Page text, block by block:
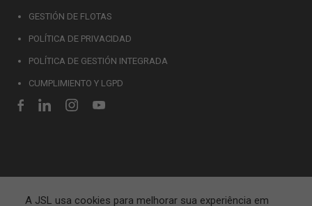
A JSL usa cookies para melhorar sua experiência em
GESTIÓN DE FLOTAS
POLÍTICA DE PRIVACIDAD
POLÍTICA DE GESTIÓN INTEGRADA
CUMPLIMIENTO Y LGPD